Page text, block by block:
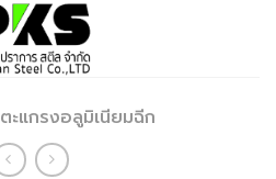
ตะแกรงอลูมิเนียมฉีก